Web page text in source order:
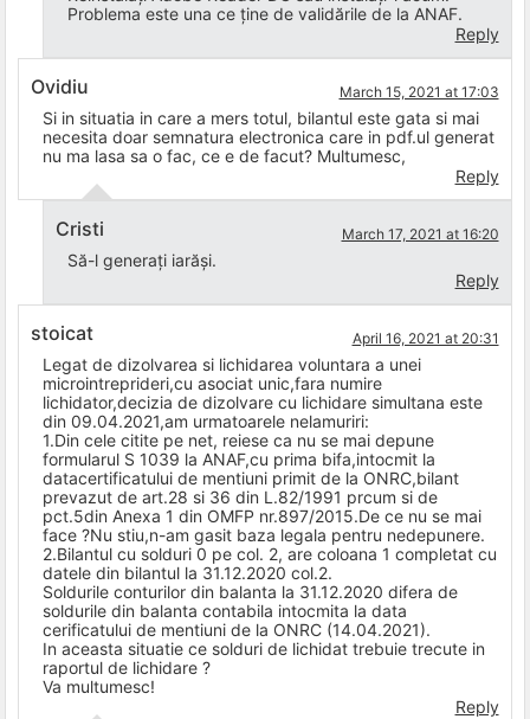
Problema este una ce ține de validările de la ANAF.
Reply
Ovidiu March 15, 2021 at 17:03
Si in situatia in care a mers totul, bilantul este gata si mai
necesita doar semnatura electronica care in pdf.ul generat
nu ma lasa sa o fac, ce e de facut? Multumesc,
Reply
Cristi March 17, 2021 at 16:20
Să-l generați iarăși.
Reply
stoicat April 16, 2021 at 20:31
Legat de dizolvarea si lichidarea voluntara a unei
microintreprideri,cu asociat unic,fara numire
lichidator,decizia de dizolvare cu lichidare simultana este
din 09.04.2021,am urmatoarele nelamuriri:
1.Din cele citite pe net, reiese ca nu se mai depune
formularul S 1039 la ANAF,cu prima bifa,intocmit la
datacertificatului de mentiuni primit de la ONRC,bilant
prevazut de art.28 si 36 din L.82/1991 prcum si de
pct.5din Anexa 1 din OMFP nr.897/2015.De ce nu se mai
face ?Nu stiu,n-am gasit baza legala pentru nedepunere.
2.Bilantul cu solduri 0 pe col. 2, are coloana 1 completat cu
datele din bilantul la 31.12.2020 col.2.
Soldurile conturilor din balanta la 31.12.2020 difera de
soldurile din balanta contabila intocmita la data
cerificatului de mentiuni de la ONRC (14.04.2021).
In aceasta situatie ce solduri de lichidat trebuie trecute in
raportul de lichidare ?
Va multumesc!
Reply